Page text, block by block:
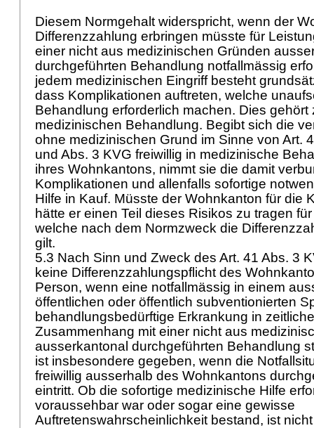
Diesem Normgehalt widerspricht, wenn der
Differenzzahlung erbringen müsste für
einer nicht aus medizinischen Gründen
durchgeführten Behandlung notfallmässig
jedem medizinischen Eingriff besteht
dass Komplikationen auftreten, welche
Behandlung erforderlich machen. Dies gehört
medizinischen Behandlung. Begibt sich die
ohne medizinischen Grund im Sinne von Art.
und Abs. 3 KVG freiwillig in medizinische
ihres Wohnkantons, nimmt sie die damit
Komplikationen und allenfalls sofortige
Hilfe in Kauf. Müsste der Wohnkanton für die
hätte er einen Teil dieses Risikos zu tragen
welche nach dem Normzweck die
gilt.
5.3 Nach Sinn und Zweck des Art. 41 Abs. 3
keine Differenzzahlungspflicht des
Person, wenn eine notfallmässig in einem
öffentlichen oder öffentlich subventionierten
behandlungsbedürftige Erkrankung in
Zusammenhang mit einer nicht aus
ausserkantonal durchgeführten Behandlung
ist insbesondere gegeben, wenn die
freiwillig ausserhalb des Wohnkantons
eintritt. Ob die sofortige medizinische Hilfe
voraussehbar war oder sogar eine gewisse
Auftretenswahrscheinlichkeit bestand, ist